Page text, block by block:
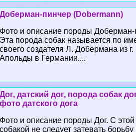
Доберман-пинчер (Dobermann)
Фото и описание породы Доберман-
Эта порода собак называется по
своего создателя Л. Добермана из г.
Апольды в Германии....
Дог, датский дог, порода собак
фото датского дога
Фото и описание породы Дог. С этой
собакой не следует затевать борьбу